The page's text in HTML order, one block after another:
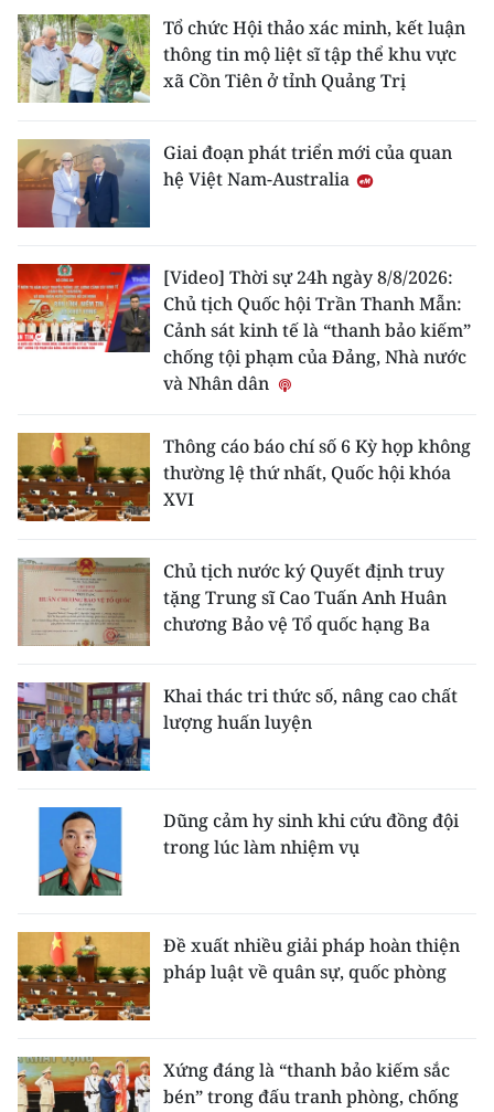
Tổ chức Hội thảo xác minh, kết luận
thông tin mộ liệt sĩ tập thể khu vực
xã Cồn Tiên ở tỉnh Quảng Trị
Giai đoạn phát triển mới của quan
hệ Việt Nam-Australia
[Video] Thời sự 24h ngày 8/8/2026:
Chủ tịch Quốc hội Trần Thanh Mẫn:
Cảnh sát kinh tế là “thanh bảo kiếm”
chống tội phạm của Đảng, Nhà nước
và Nhân dân
Thông cáo báo chí số 6 Kỳ họp không
thường lệ thứ nhất, Quốc hội khóa
XVI
Chủ tịch nước ký Quyết định truy
tặng Trung sĩ Cao Tuấn Anh Huân
chương Bảo vệ Tổ quốc hạng Ba
Khai thác tri thức số, nâng cao chất
lượng huấn luyện
Dũng cảm hy sinh khi cứu đồng đội
trong lúc làm nhiệm vụ
Đề xuất nhiều giải pháp hoàn thiện
pháp luật về quân sự, quốc phòng
Xứng đáng là “thanh bảo kiếm sắc
bén” trong đấu tranh phòng, chống